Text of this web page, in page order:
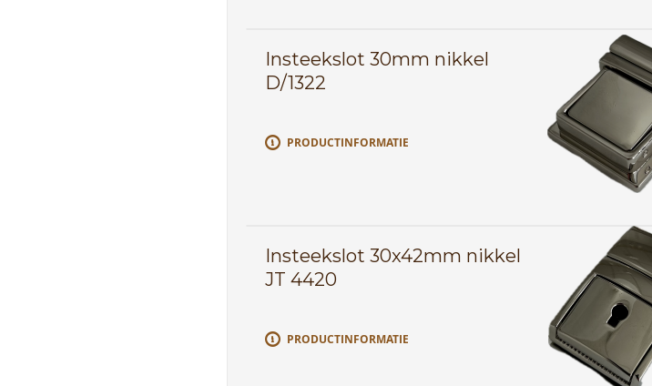
Insteekslot 30mm nikkel
D/1322
PRODUCTINFORMATIE
Insteekslot 30x42mm nikkel
JT 4420
PRODUCTINFORMATIE